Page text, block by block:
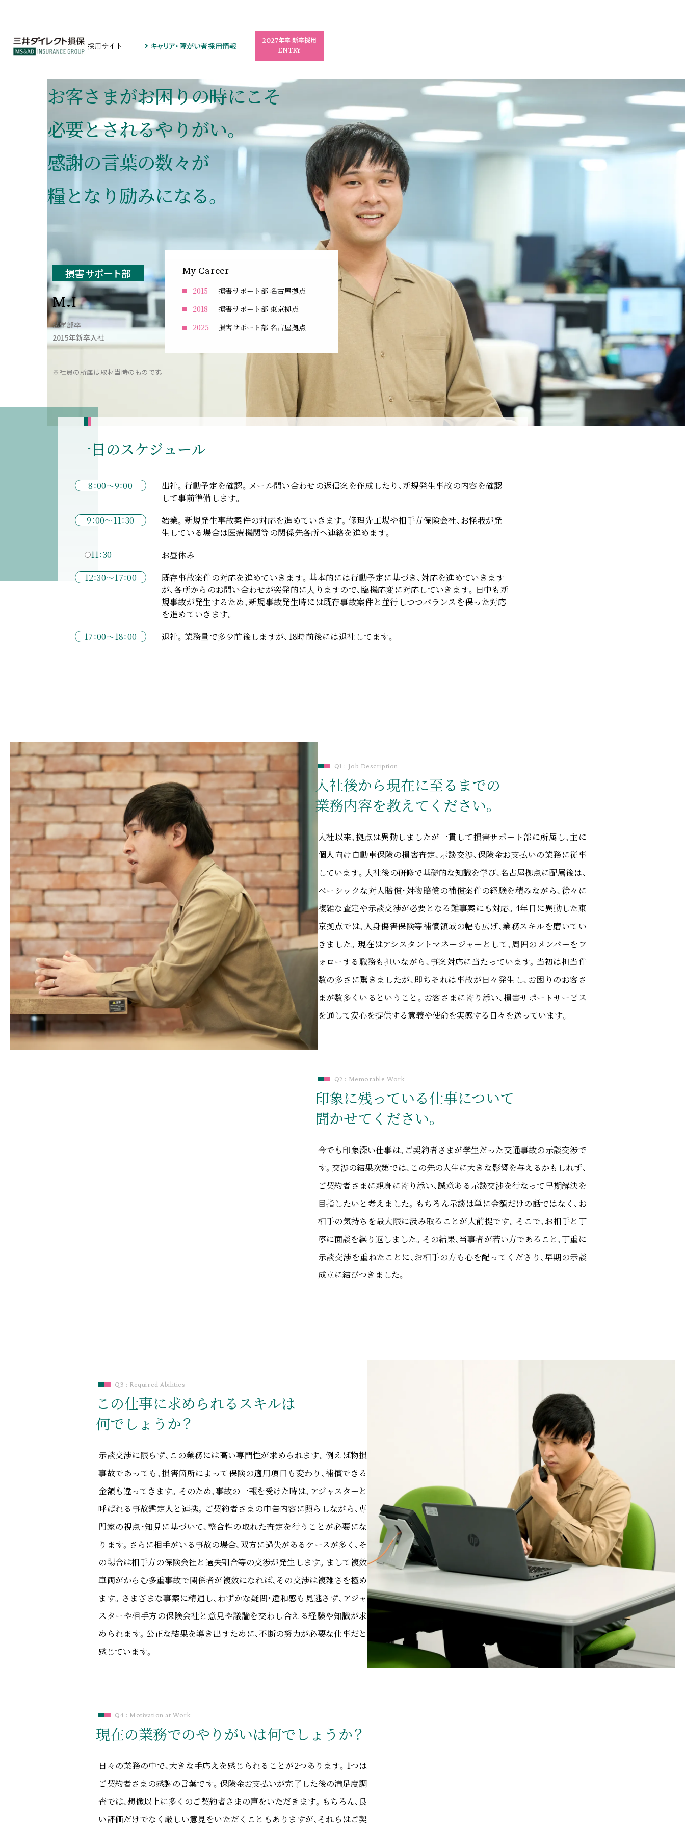
採用サイト キャリア・障がい者採用情報
2027年卒 新卒採用
ENTRY
お客さまがお困りの時にこそ
必要とされるやりがい。
感謝の言葉の数々が
糧となり励みになる。
損害サポート部
M.I
法学部卒
2015年新卒入社
※社員の所属は取材当時のものです。
My Career
2015
損害サポート部 名古屋拠点
2018
損害サポート部 東京拠点
2025
損害サポート部 名古屋拠点
一日のスケジュール
8：00～9：00
出社。行動予定を確認。メール問い合わせの返信案を作成したり、新規発生事故の内容を確認
して事前準備します。
9：00～11：30
始業。新規発生事故案件の対応を進めていきます。修理先工場や相手方保険会社、お怪我が発
生している場合は医療機関等の関係先各所へ連絡を進めます。
11：30
お昼休み
12：30～17：00
既存事故案件の対応を進めていきます。基本的には行動予定に基づき、対応を進めていきます
が、各所からのお問い合わせが突発的に入りますので、臨機応変に対応していきます。日中も新
規事故が発生するため、新規事故発生時には既存事故案件と並行しつつバランスを保った対応
を進めていきます。
17：00～18：00
退社。業務量で多少前後しますが、18時前後には退社してます。
Q1 : Job Description
入社後から現在に至るまでの
業務内容を教えてください。
入社以来、拠点は異動しましたが一貫して損害サポート部に所属し、主に
個人向け自動車保険の損害査定、示談交渉、保険金お支払いの業務に従事
しています。入社後の研修で基礎的な知識を学び、名古屋拠点に配属後は、
ベーシックな対人賠償・対物賠償の補償案件の経験を積みながら、徐々に
複雑な査定や示談交渉が必要となる難事案にも対応。4年目に異動した東
京拠点では、人身傷害保険等補償領域の幅も広げ、業務スキルを磨いてい
きました。現在はアシスタントマネージャーとして、周囲のメンバーをフ
ォローする職務も担いながら、事案対応に当たっています。当初は担当件
数の多さに驚きましたが、即ちそれは事故が日々発生し、お困りのお客さ
まが数多くいるということ。お客さまに寄り添い、損害サポートサービス
を通して安心を提供する意義や使命を実感する日々を送っています。
Q2 : Memorable Work
印象に残っている仕事について
聞かせてください。
今でも印象深い仕事は、ご契約者さまが学生だった交通事故の示談交渉で
す。交渉の結果次第では、この先の人生に大きな影響を与えるかもしれず、
ご契約者さまに親身に寄り添い、誠意ある示談交渉を行なって早期解決を
目指したいと考えました。もちろん示談は単に金額だけの話ではなく、お
相手の気持ちを最大限に汲み取ることが大前提です。そこで、お相手と丁
寧に面談を繰り返しました。その結果、当事者が若い方であること、丁重に
示談交渉を重ねたことに、お相手の方も心を配ってくださり、早期の示談
成立に結びつきました。
Q3 : Required Abilities
この仕事に求められるスキルは
何でしょうか？
示談交渉に限らず、この業務には高い専門性が求められます。例えば物損
事故であっても、損害箇所によって保険の適用項目も変わり、補償できる
金額も違ってきます。そのため、事故の一報を受けた時は、アジャスターと
呼ばれる事故鑑定人と連携。ご契約者さまの申告内容に照らしながら、専
門家の視点・知見に基づいて、整合性の取れた査定を行うことが必要にな
ります。さらに相手がいる事故の場合、双方に過失があるケースが多く、そ
の場合は相手方の保険会社と過失割合等の交渉が発生します。まして複数
車両がからむ多重事故で関係者が複数になれば、その交渉は複雑さを極め
ます。さまざまな事案に精通し、わずかな疑問・違和感も見逃さず、アジャ
スターや相手方の保険会社と意見や議論を交わし合える経験や知識が求
められます。公正な結果を導き出すために、不断の努力が必要な仕事だと
感じています。
Q4 : Motivation at Work
現在の業務でのやりがいは何でしょうか？
日々の業務の中で、大きな手応えを感じられることが2つあります。1つは
ご契約者さまの感謝の言葉です。保険金お支払いが完了した後の満足度調
査では、想像以上に多くのご契約者さまの声をいただきます。もちろん、良
い評価だけでなく厳しい意見をいただくこともありますが、それらはご契